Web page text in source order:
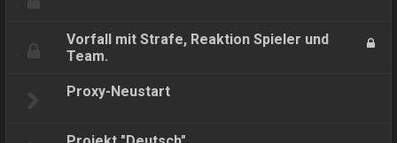
Vorfall mit Strafe, Reaktion Spieler und
Team.
Proxy-Neustart